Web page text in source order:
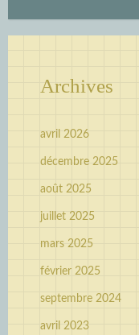
Archives
avril 2026
décembre 2025
août 2025
juillet 2025
mars 2025
février 2025
septembre 2024
avril 2023